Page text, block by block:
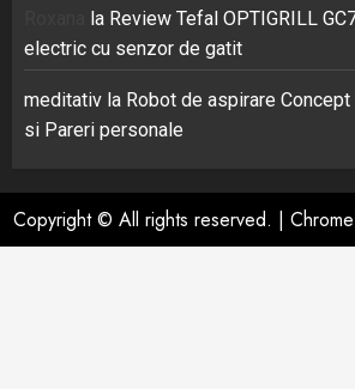
la Review Tefal OPTIGRILL
electric cu senzor de gatit
meditativ la Robot de aspirare
si Pareri personale
Copyright © All rights reserved. |